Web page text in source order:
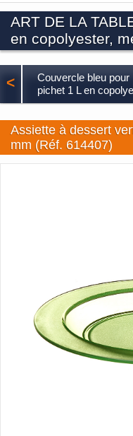
ART DE LA
en copolyester,
<
Couvercle bleu pour
pichet 1 L en
Assiette à dessert
mm (Réf. 614407)